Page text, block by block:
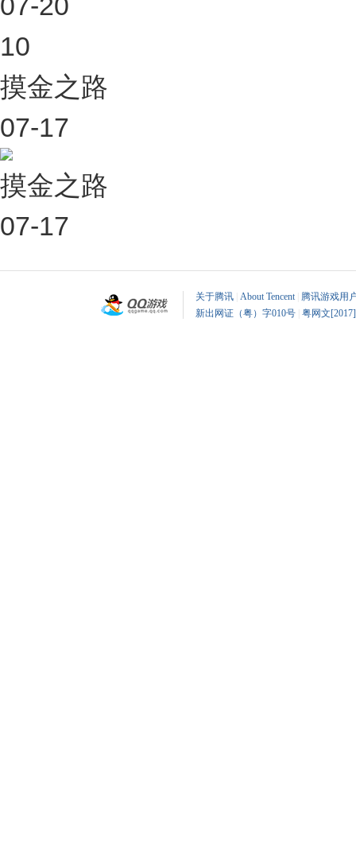
10
摸金之路
07-17
摸金之路
07-17
关于腾讯 About Tencent| 腾讯游戏用
新出网证（粤）字010号 粤网文